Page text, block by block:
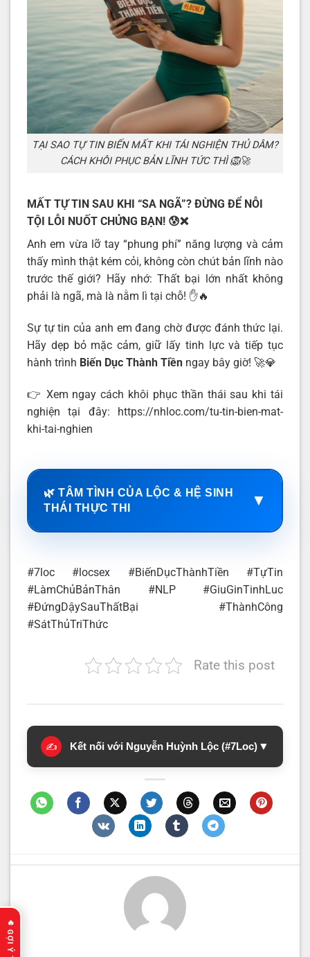
TẠI SAO TỰ TIN BIẾN MẤT KHI TÁI NGHIỆN THỦ DÂM?
CÁCH KHÔI PHỤC BẢN LĨNH TỨC THÌ 🦁🚀
MẤT TỰ TIN SAU KHI “SA NGÃ”? ĐỪNG ĐỂ NỖI
TỘI LỖI NUỐT CHỬNG BẠN! 😰❌
Anh em vừa lỡ tay “phung phí” năng lượng và cảm
thấy mình thật kém cỏi, không còn chút bản lĩnh nào
trước thế giới? Hãy nhớ: Thất bại lớn nhất không
phải là ngã, mà là nằm lì tại chỗ! ✋🔥
Sự tự tin của anh em đang chờ được đánh thức lại.
Hãy dẹp bỏ mặc cảm, giữ lấy tinh lực và tiếp tục
hành trình Biến Dục Thành Tiền ngay bây giờ! 🚀💎
👉 Xem ngay cách khôi phục thần thái sau khi tái
nghiện tại đây: https://nhloc.com/tu-tin-bien-mat-
khi-tai-nghien
🌿 TÂM TÌNH CỦA LỘC & HỆ SINH
THÁI THỰC THI
▼
#7loc #locsex #BiếnDụcThànhTiền #TựTin
#LàmChủBảnThân #NLP #GiuGinTinhLuc
#ĐứngDậySauThấtBại #ThànhCông
#SátThủTriThức
Rate this post
✍️ Kết nối với Nguyễn Huỳnh Lộc (#7Loc) ▼